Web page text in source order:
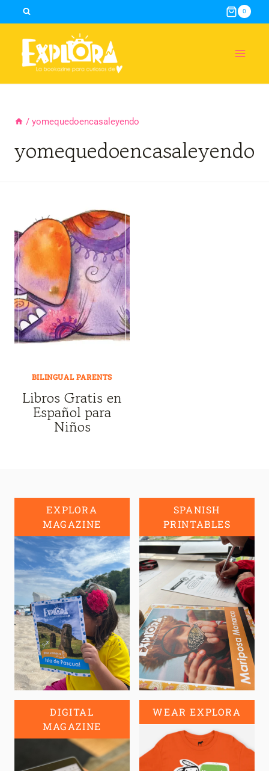
content
0
/ yomequedoencasaleyendo
yomequedoencasaleyendo
BILINGUAL PARENTS
Libros Gratis en
Español para
Niños
EXPLORA
MAGAZINE
SPANISH
PRINTABLES
DIGITAL
MAGAZINE
WEAR EXPLORA